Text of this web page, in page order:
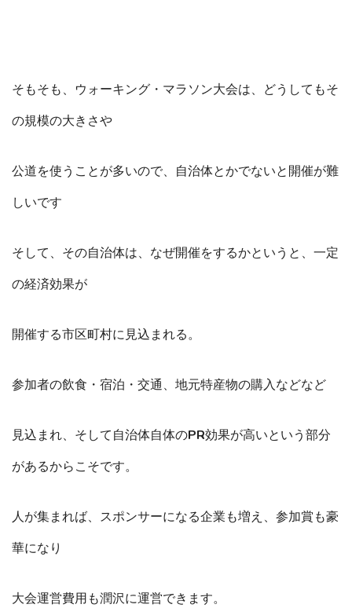
そもそも、ウォーキング・マラソン大会は、どうしてもそ
の規模の大きさや
公道を使うことが多いので、自治体とかでないと開催が難
しいです
そして、その自治体は、なぜ開催をするかというと、一定
の経済効果が
開催する市区町村に見込まれる。
参加者の飲食・宿泊・交通、地元特産物の購入などなど
見込まれ、そして自治体自体のPR効果が高いという部分
があるからこそです。
人が集まれば、スポンサーになる企業も増え、参加賞も豪
華になり
大会運営費用も潤沢に運営できます。